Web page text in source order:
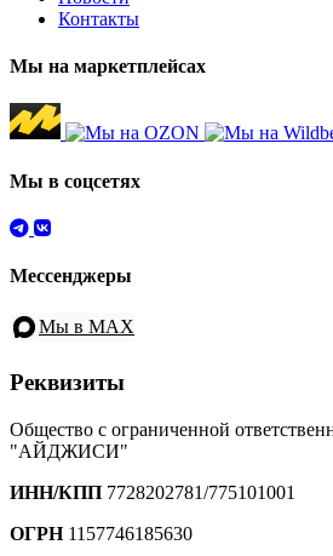
Контакты
Мы на маркетплейсах
Мы в соцсетях
Мессенджеры
Мы в MAX
Реквизиты
Общество с ограниченной
"АЙДЖИСИ"
ИНН/КПП 7728202781/775101001
ОГРН1157746185630